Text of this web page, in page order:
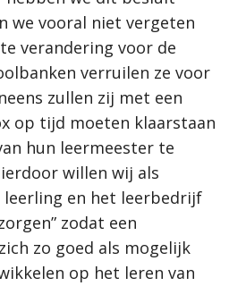
we vooral niet vergeten
verandering voor de
verruilen ze voor
zullen zij met een
op tijd moeten klaarstaan
hun leermeester te
willen wij als
en het leerbedrijf
zodat een
zo goed als mogelijk
op het leren van